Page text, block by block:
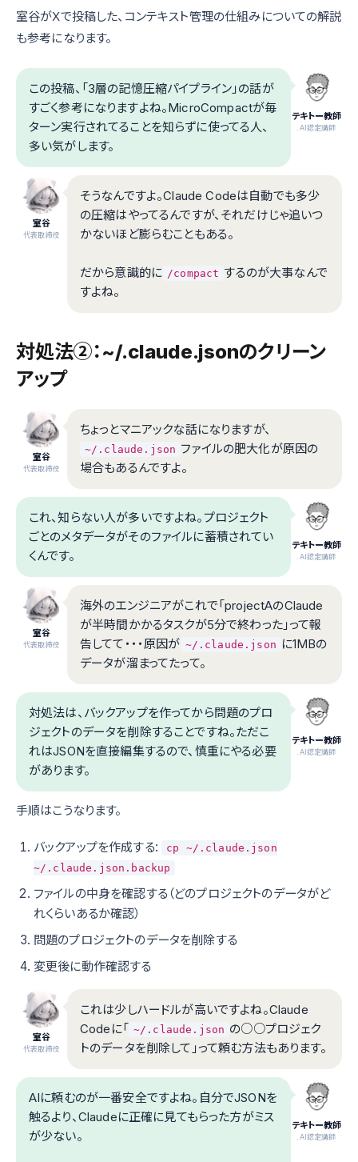
室谷がXで投稿した、コンテキスト管理の仕組みについての解説
も参考になります。
テキトー教師
.AI認定講師
この投稿、「3層の記憶圧縮パイプライン」の話が
すごく参考になりますよね。MicroCompactが毎
ターン実行されてることを知らずに使ってる人、
多い気がします。
室谷
代表取締役
そうなんですよ。Claude Codeは自動でも多少
の圧縮はやってるんですが、それだけじゃ追いつ
かないほど膨らむこともある。
だから意識的に /compact するのが大事なんで
すよね。
対処法②：~/.claude.jsonのクリーン
アップ
室谷
代表取締役
ちょっとマニアックな話になりますが、
~/.claude.json ファイルの肥大化が原因の
場合もあるんですよ。
テキトー教師
.AI認定講師
これ、知らない人が多いですよね。プロジェクト
ごとのメタデータがそのファイルに蓄積されてい
くんです。
室谷
代表取締役
海外のエンジニアがこれで「projectAのClaude
が半時間かかるタスクが5分で終わった」って報
告してて・・・原因が ~/.claude.json に1MBの
データが溜まってたって。
テキトー教師
.AI認定講師
対処法は、バックアップを作ってから問題のプロ
ジェクトのデータを削除することですね。ただこ
れはJSONを直接編集するので、慎重にやる必要
があります。
手順はこうなります。
バックアップを作成する:
cp ~/.claude.json
~/.claude.json.backup
ファイルの中身を確認する（どのプロジェクトのデータがど
れくらいあるか確認）
問題のプロジェクトのデータを削除する
変更後に動作確認する
室谷
代表取締役
これは少しハードルが高いですよね。Claude
Codeに「 ~/.claude.json の○○プロジェク
トのデータを削除して」って頼む方法もあります。
テキトー教師
.AI認定講師
AIに頼むのが一番安全ですよね。自分でJSONを
触るより、Claudeに正確に見てもらった方がミス
が少ない。